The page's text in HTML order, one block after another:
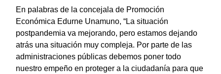
En palabras de la concejala de Promoción
Económica Edurne Unamuno, “La situación
postpandemia va mejorando, pero estamos dejando
atrás una situación muy compleja. Por parte de las
administraciones públicas debemos poner todo
nuestro empeño en proteger a la ciudadanía para que